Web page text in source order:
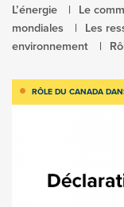
L’énergie Le
mondiales
Les
environnement
RÔLE DU CANADA